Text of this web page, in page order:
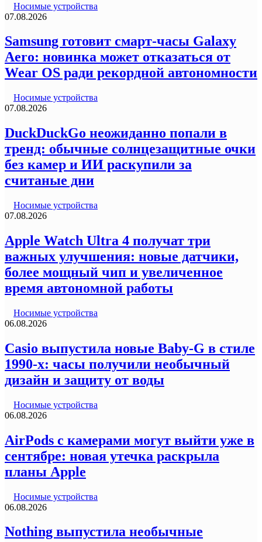
Носимые устройства
07.08.2026
Samsung готовит смарт-часы Galaxy
Aero: новинка может отказаться от
Wear OS ради рекордной автономности
Носимые устройства
07.08.2026
DuckDuckGo неожиданно попали в
тренд: обычные солнцезащитные очки
без камер и ИИ раскупили за
считаные дни
Носимые устройства
07.08.2026
Apple Watch Ultra 4 получат три
важных улучшения: новые датчики,
более мощный чип и увеличенное
время автономной работы
Носимые устройства
06.08.2026
Casio выпустила новые Baby-G в стиле
1990-х: часы получили необычный
дизайн и защиту от воды
Носимые устройства
06.08.2026
AirPods с камерами могут выйти уже в
сентябре: новая утечка раскрыла
планы Apple
Носимые устройства
06.08.2026
Nothing выпустила необычные